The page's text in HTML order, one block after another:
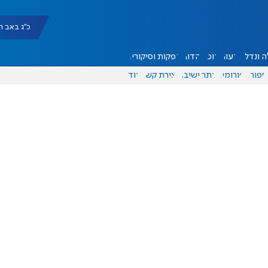
כ"ג באב תשפ"ו
ונדל"ן דעות אוכל יהדות הפקות וסיקורים
ספורט פורומים אתר ישיבה יצירת קשר עוד